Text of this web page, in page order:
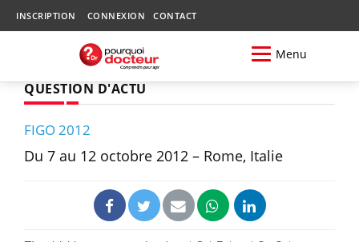
INSCRIPTION CONNEXION CONTACT
Menu
QUESTION D'ACTU
FIGO 2012
Du 7 au 12 octobre 2012 – Rome, Italie